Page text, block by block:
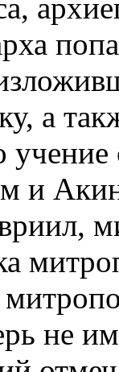
а
и
не